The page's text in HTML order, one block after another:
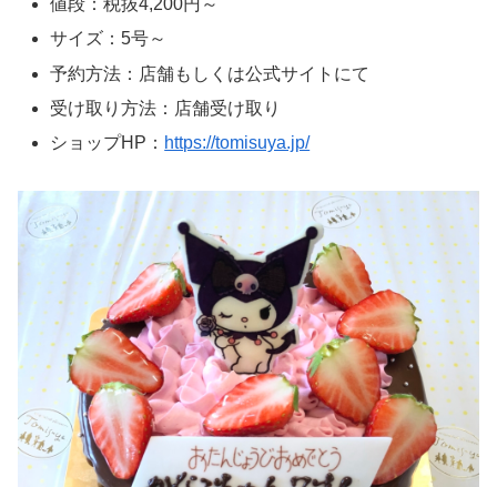
値段：税抜4,200円～
サイズ：5号～
予約方法：店舗もしくは公式サイトにて
受け取り方法：店舗受け取り
ショップHP： https://tomisuya.jp/